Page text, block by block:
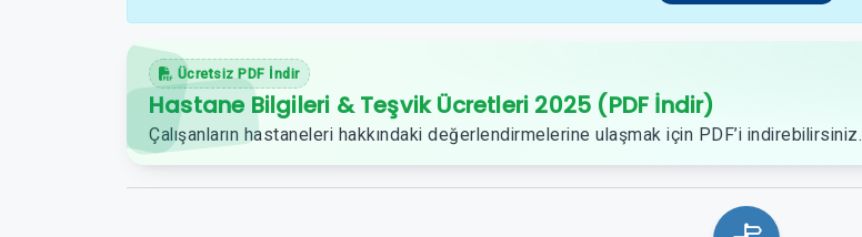
Ücretsiz PDF İndir
Hastane Bilgileri & Teşvik Ücretleri 2025 (PDF İndir)
Çalışanların hastaneleri hakkındaki değerlendirmelerine ulaşmak için PDF’i indirebilirsiniz.